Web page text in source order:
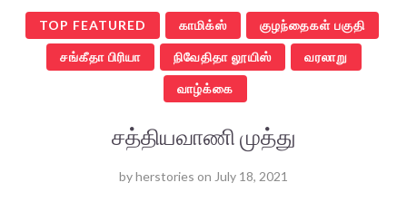
TOP FEATURED காமிக்ஸ் குழந்தைகள் பகுதி
சங்கீதா பிரியா நிவேதிதா லூயிஸ் வரலாறு
வாழ்க்கை
சத்தியவாணி முத்து
byherstories on July 18, 2021